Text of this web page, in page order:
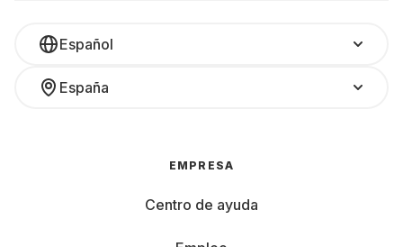
Español
España
EMPRESA
Centro de ayuda